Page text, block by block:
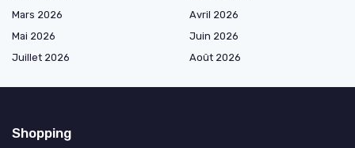
Mars 2026
Avril 2026
Mai 2026
Juin 2026
Juillet 2026
Août 2026
Shopping